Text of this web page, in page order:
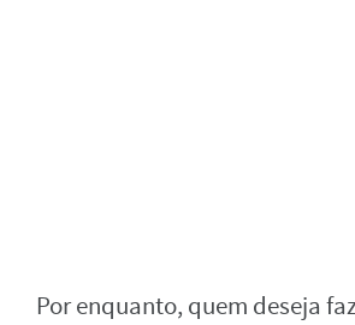
Por enquanto, quem deseja